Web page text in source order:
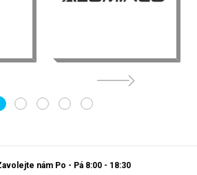
2 3 4 5
nám Po - Pá 8:00 - 18:30